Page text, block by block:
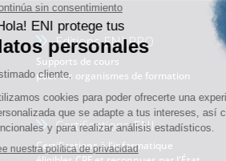
Editions ENI PRO
Supports de cours
pour les organismes de formation
Certifications ENI
Certifications à l'informatique